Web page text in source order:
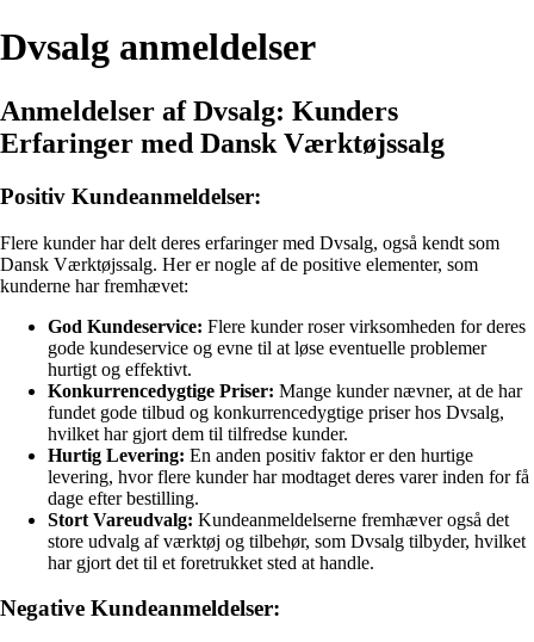
Dvsalg anmeldelser
Anmeldelser af Dvsalg: Kunders
Erfaringer med Dansk Værktøjssalg
Positiv Kundeanmeldelser:
Flere kunder har delt deres erfaringer med Dvsalg, også kendt som
Dansk Værktøjssalg. Her er nogle af de positive elementer, som
kunderne har fremhævet:
God Kundeservice: Flere kunder roser virksomheden for deres
gode kundeservice og evne til at løse eventuelle problemer
hurtigt og effektivt.
Konkurrencedygtige Priser: Mange kunder nævner, at de har
fundet gode tilbud og konkurrencedygtige priser hos Dvsalg,
hvilket har gjort dem til tilfredse kunder.
Hurtig Levering: En anden positiv faktor er den hurtige
levering, hvor flere kunder har modtaget deres varer inden for få
dage efter bestilling.
Stort Vareudvalg: Kundeanmeldelserne fremhæver også det
store udvalg af værktøj og tilbehør, som Dvsalg tilbyder, hvilket
har gjort det til et foretrukket sted at handle.
Negative Kundeanmeldelser: